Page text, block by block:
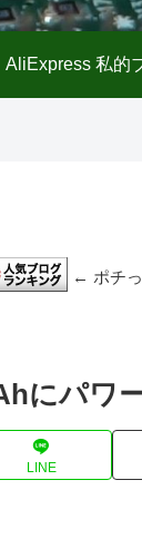
AliExpress 私的
← ポチ
にパワ
LINE